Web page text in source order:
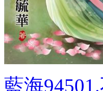
藍海